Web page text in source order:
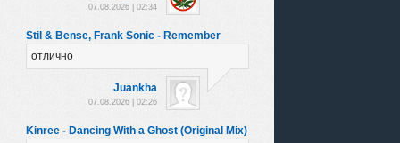
07.08.2026 | 02:34
Stil & Bense, Frank Sonic - Remember
отлично
Juankha
07.08.2026 | 02:26
Kinree - Dancing With a Ghost (Original Mix)